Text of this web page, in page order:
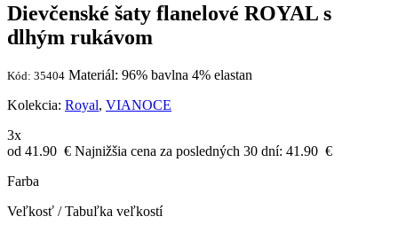
Dievčenské šaty flanelové ROYAL s
dlhým rukávom
Kód: 35404 Materiál: 96% bavlna 4% elastan
Kolekcia: Royal, VIANOCE
3x
od 41.90 € Najnižšia cena za posledných 30 dní: 41.90 €
Farba
Veľkosť /Tabuľka veľkostí